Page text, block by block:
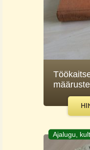
Ajalugu,